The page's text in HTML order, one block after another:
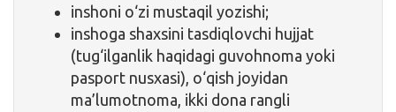
inshoni o‘zi mustaqil yozishi;
inshoga shaxsini tasdiqlovchi hujjat
(tug‘ilganlik haqidagi guvohnoma yoki
pasport nusxasi), o‘qish joyidan
ma’lumotnoma, ikki dona rangli